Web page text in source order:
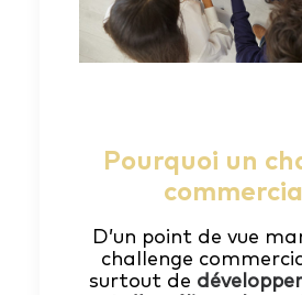
Pourquoi un
D’un point de vue
challenge
surtout de